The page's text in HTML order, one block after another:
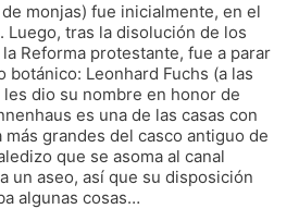
monjas) fue inicialmente, en el
Luego, tras la disolución de los
Reforma protestante, fue a parar
botánico: Leonhard Fuchs (a las
dio su nombre en honor de
es una de las casas con
grandes del casco antiguo de
que se asoma al canal
un aseo, así que su disposición
algunas cosas…